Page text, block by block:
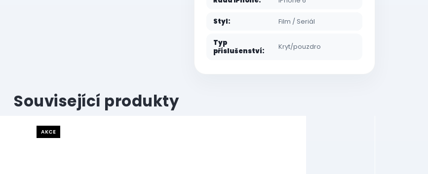
Styl: Film / Seriál
Typ
příslušenství: Kryt/pouzdro
Související produkty
AKCE